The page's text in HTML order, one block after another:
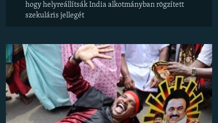
hogy helyreállítsák India alkotmányban rögzített
szekuláris jellegét